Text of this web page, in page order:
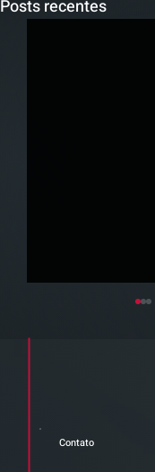
Posts recentes
STJ admite
Contato